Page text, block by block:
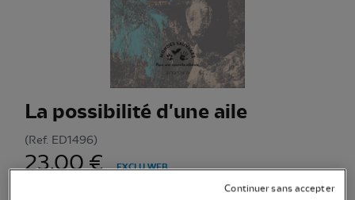
La possibilité d'une aile
(Ref. ED1496)
23,00 € EXCLU WEB
Un biologiste et pilote de deltaplane décrypte le vol plané
Continuer sans accepter